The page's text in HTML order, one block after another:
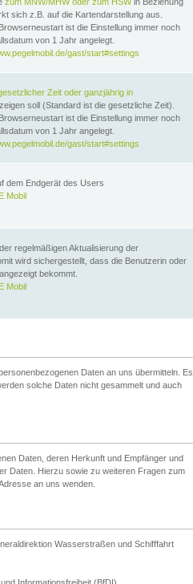
sich z.B. auf die Kartendarstellung aus.
ist die Einstellung immer noch
von 1 Jahr angelegt.
gast/start#settings
Zeit oder ganzjährig in
soll (Standard ist die gesetzliche Zeit).
ist die Einstellung immer noch
von 1 Jahr angelegt.
gast/start#settings
dem Endgerät des Users
Mobil
regelmäßigen Aktualisierung der
wird sichergestellt, dass die Benutzerin oder
bekommt.
Mobil
Daten an uns übermitteln. Es
solche Daten nicht gesammelt und auch
Daten, deren Herkunft und Empfänger und
Daten. Hierzu sowie zu weiteren Fragen zum
an uns wenden.
Wasserstraßen und Schifffahrt